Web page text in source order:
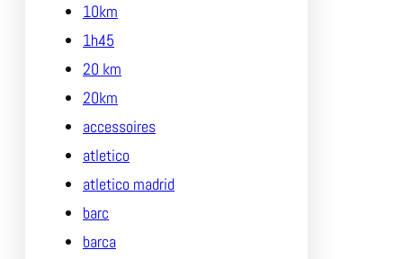
10km
1h45
20 km
20km
accessoires
atletico
atletico madrid
barc
barca